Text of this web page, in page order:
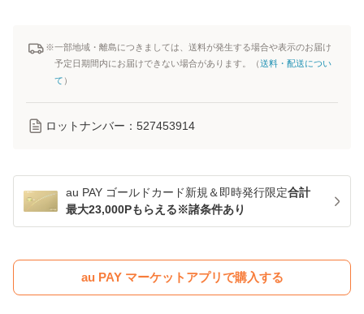
※一部地域・離島につきましては、送料が発生する場合や表示のお届け
予定日期間内にお届けできない場合があります。（送料・配送につい
て ）
ロットナンバー： 527453914
au PAY ゴールドカード新規＆即時発行限定合計
最大23,000Pもらえる※諸条件あり
au PAY マーケットアプリで購入する